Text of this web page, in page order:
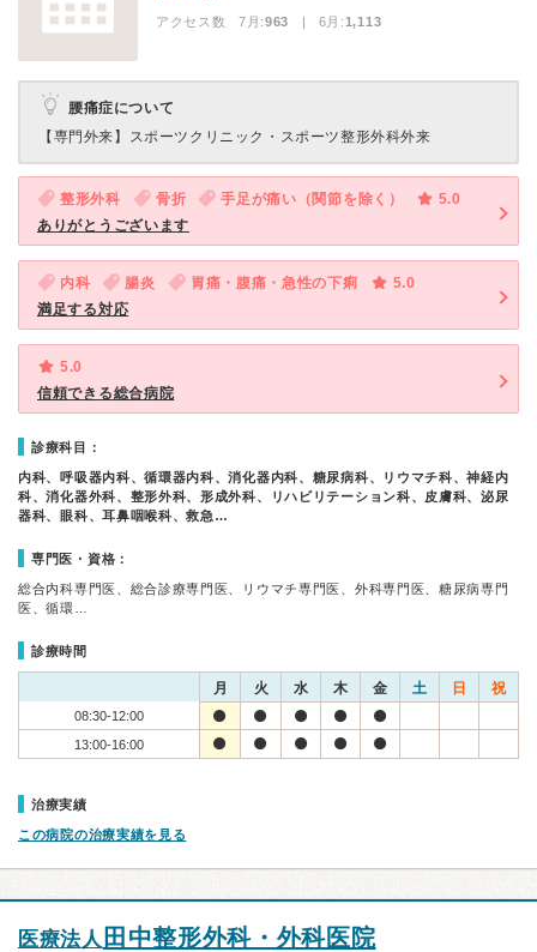
アクセス数 7月:963 | 6月:1,113
腰痛症について
【専門外来】 スポーツクリニック・スポーツ整形外科外来
整形外科 骨折 手足が痛い（関節を除く）
5.0
ありがとうございます
内科 腸炎 胃痛・腹痛・急性の下痢
5.0
満足する対応
5.0
信頼できる総合病院
診療科目：
内科、呼吸器内科、循環器内科、消化器内科、糖尿病科、リウマチ科、神経内
科、消化器外科、整形外科、形成外科、リハビリテーション科、皮膚科、泌尿
器科、眼科、耳鼻咽喉科、救急…
専門医・資格：
総合内科専門医、総合診療専門医、リウマチ専門医、外科専門医、糖尿病専門
医、循環…
診療時間
月 火 水 木 金 土 日 祝
08:30-12:00
13:00-16:00
治療実績
この病院の治療実績を見る
医療法人 田中整形外科・外科医院